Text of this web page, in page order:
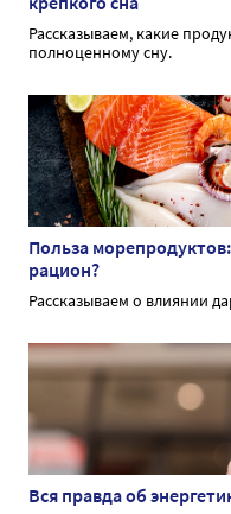
Рассказываем, какие
полноценному сну.
Польза
рацион?
Рассказываем о влиянии
Вся правда об